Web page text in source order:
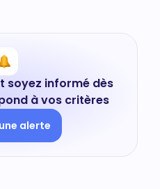
soyez informé dès
à vos critères
alerte